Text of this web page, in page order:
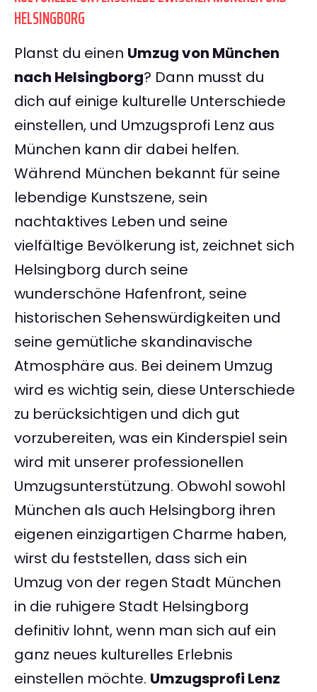
HELSINGBORG
Planst du einen Umzug von München
nach Helsingborg? Dann musst du
dich auf einige kulturelle Unterschiede
einstellen, und Umzugsprofi Lenz aus
München kann dir dabei helfen.
Während München bekannt für seine
lebendige Kunstszene, sein
nachtaktives Leben und seine
vielfältige Bevölkerung ist, zeichnet sich
Helsingborg durch seine
wunderschöne Hafenfront, seine
historischen Sehenswürdigkeiten und
seine gemütliche skandinavische
Atmosphäre aus. Bei deinem Umzug
wird es wichtig sein, diese Unterschiede
zu berücksichtigen und dich gut
vorzubereiten, was ein Kinderspiel sein
wird mit unserer professionellen
Umzugsunterstützung. Obwohl sowohl
München als auch Helsingborg ihren
eigenen einzigartigen Charme haben,
wirst du feststellen, dass sich ein
Umzug von der regen Stadt München
in die ruhigere Stadt Helsingborg
definitiv lohnt, wenn man sich auf ein
ganz neues kulturelles Erlebnis
einstellen möchte. Umzugsprofi Lenz